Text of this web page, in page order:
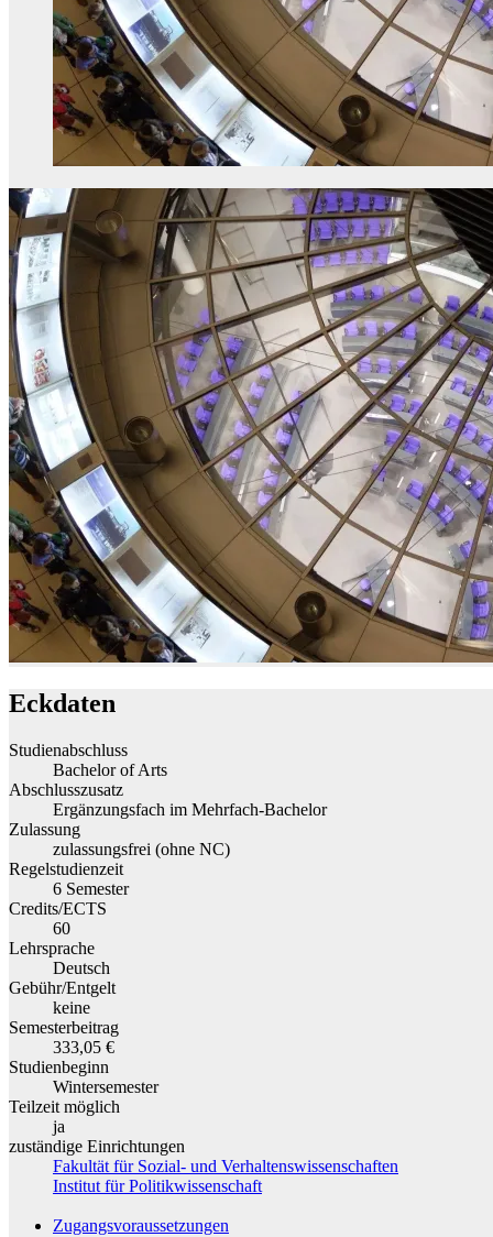
Eckdaten
Studienabschluss
Bachelor of Arts
Abschlusszusatz
Ergänzungsfach im Mehrfach-Bachelor
Zulassung
zulassungsfrei (ohne NC)
Regelstudienzeit
6 Semester
Credits/ECTS
60
Lehrsprache
Deutsch
Gebühr/Entgelt
keine
Semesterbeitrag
333,05 €
Studienbeginn
Wintersemester
Teilzeit möglich
ja
zuständige Einrichtungen
Fakultät für Sozial- und Verhaltenswissenschaften
Institut für Politikwissenschaft
Zugangsvoraussetzungen